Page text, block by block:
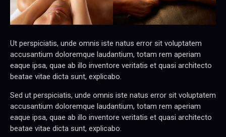
Ut perspiciatis, unde omnis iste natus error sit voluptatem
accusantium doloremque laudantium, totam rem aperiam
eaque ipsa, quae ab illo inventore veritatis et quasi architecto
beatae vitae dicta sunt, explicabo.
Sed ut perspiciatis, unde omnis iste natus error sit voluptatem
accusantium doloremque laudantium, totam rem aperiam
eaque ipsa, quae ab illo inventore veritatis et quasi architecto
beatae vitae dicta sunt, explicabo.